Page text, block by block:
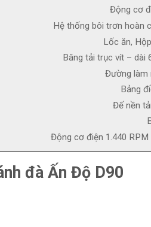
Động cơ
Hệ thống bôi trơn hoàn
Lốc ăn,
Băng tải trục vít – dài
Đường làm
Bảng
Đế nền
Động cơ điện 1.440 RPM
đà Ấn Độ D90